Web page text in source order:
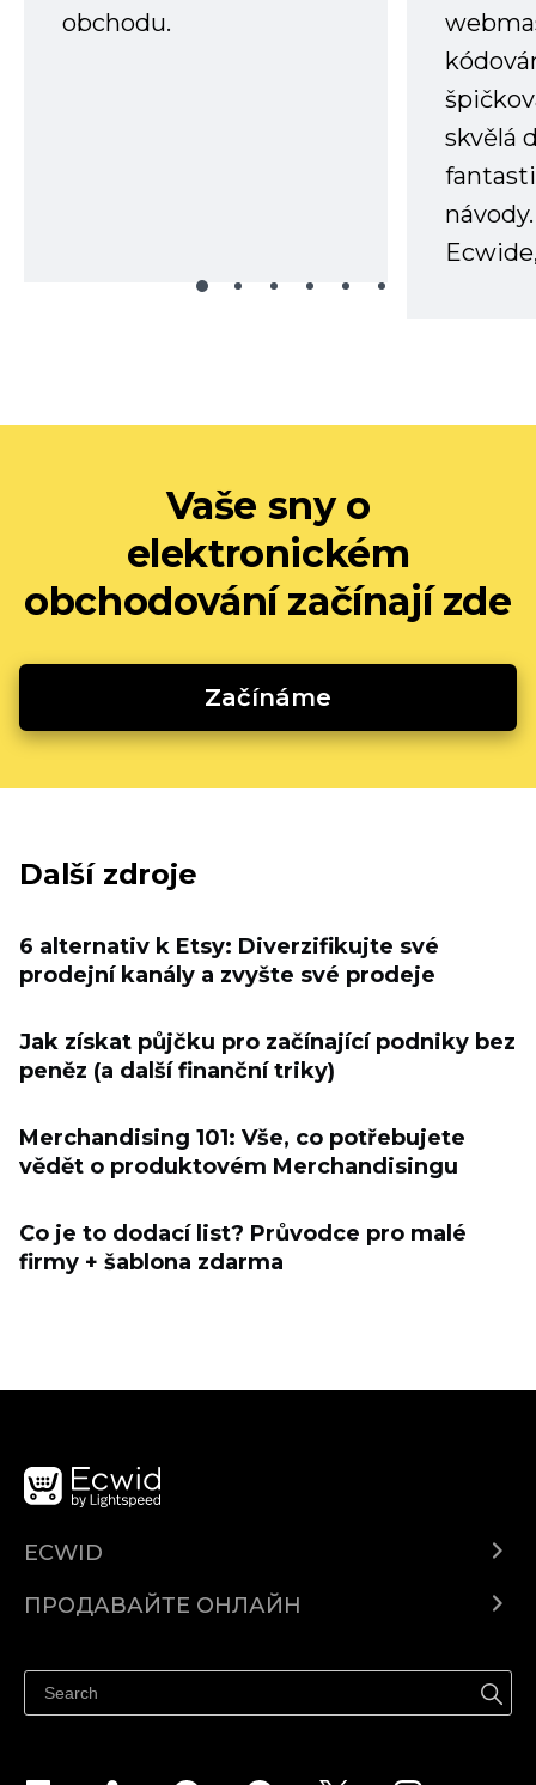
obchodu.
skvělá
Vaše sny o
elektronickém
obchodování začínají zde
Začínáme
Další zdroje
6 alternativ k Etsy: Diverzifikujte své
prodejní kanály a zvyšte své prodeje
Jak získat půjčku pro začínající podniky bez
peněz (a další finanční triky)
Merchandising 101: Vše, co potřebujete
vědět o produktovém Merchandisingu
Co je to dodací list? Průvodce pro malé
firmy + šablona zdarma
ECWID
Помощен център
ПРОДАВАЙТЕ ОНЛАЙН
Продавайте във Facebook
Продавайте в Instagram